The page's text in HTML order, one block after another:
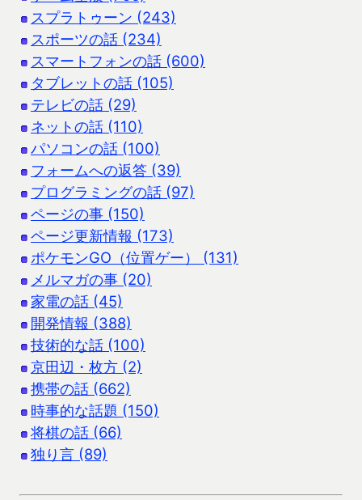
スプラトゥーン (243)
スポーツの話 (234)
スマートフォンの話 (600)
タブレットの話 (105)
テレビの話 (29)
ネットの話 (110)
パソコンの話 (100)
フォームへの返答 (39)
プログラミングの話 (97)
ページの事 (150)
ページ更新情報 (173)
ポケモンGO（位置ゲー） (131)
メルマガの事 (20)
家電の話 (45)
開発情報 (388)
技術的な話 (100)
京田辺・枚方 (2)
携帯の話 (662)
時事的な話題 (150)
将棋の話 (66)
独り言 (89)